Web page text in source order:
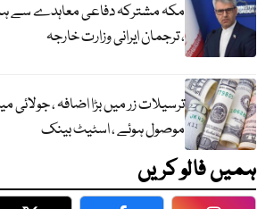
مکہ مشترکہ دفاعی معاہدے سے
، ترجمان ایرانی وزارت خارجہ
موصول ہوئے ، اسٹیٹ بینک
ہمیں فالو کریں